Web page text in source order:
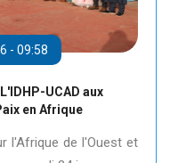
- 09:58
UCAD aux
en Afrique
l'Afrique de l'Ouest et